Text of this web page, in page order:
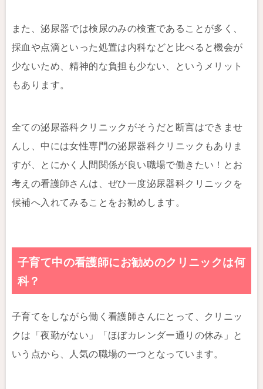
また、泌尿器では検尿のみの検査であることが多く、
採血や点滴といった処置は内科などと比べると機会が
少ないため、精神的な負担も少ない、というメリット
もあります。
全ての泌尿器科クリニックがそうだと断言はできませ
んし、中には女性専門の泌尿器科クリニックもありま
すが、とにかく人間関係が良い職場で働きたい！とお
考えの看護師さんは、ぜひ一度泌尿器科クリニックを
候補へ入れてみることをお勧めします。
子育て中の看護師にお勧めのクリニックは何
科？
子育てをしながら働く看護師さんにとって、クリニッ
クは「夜勤がない」「ほぼカレンダー通りの休み」と
いう点から、人気の職場の一つとなっています。